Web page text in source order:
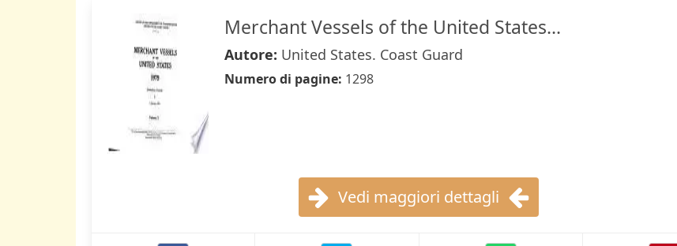
Merchant Vessels of the United States...
Autore: United States. Coast Guard
Numero di pagine: 1298
Vedi maggiori dettagli